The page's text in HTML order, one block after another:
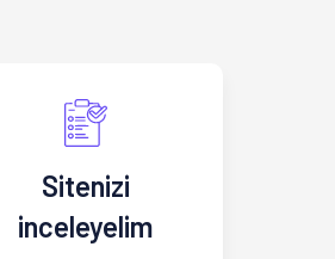
Sitenizi
inceleyelim